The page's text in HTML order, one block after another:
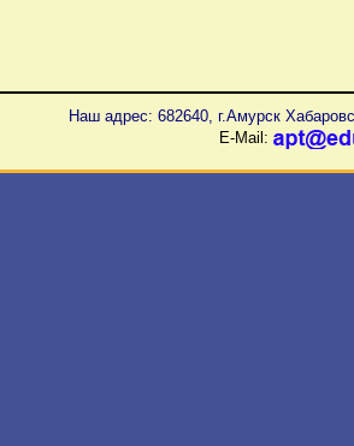
Наш адрес: 682640, г.Амурск
E-Mail: